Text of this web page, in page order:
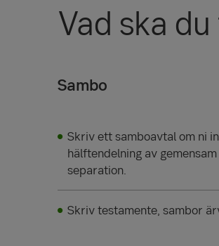
Vad ska
Sambo
Skriv ett samboavtal om ni
hälftendelning av
separation.
Skriv testamente, sambor